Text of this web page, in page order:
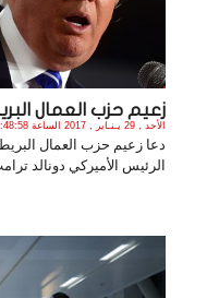
زعيم حزب العمال
الأحد , 29 يـنـاير , 2017 الساعة 5:48:58 PM
دعا زعيم حزب العمال
الرئيس الأميركي دونالد